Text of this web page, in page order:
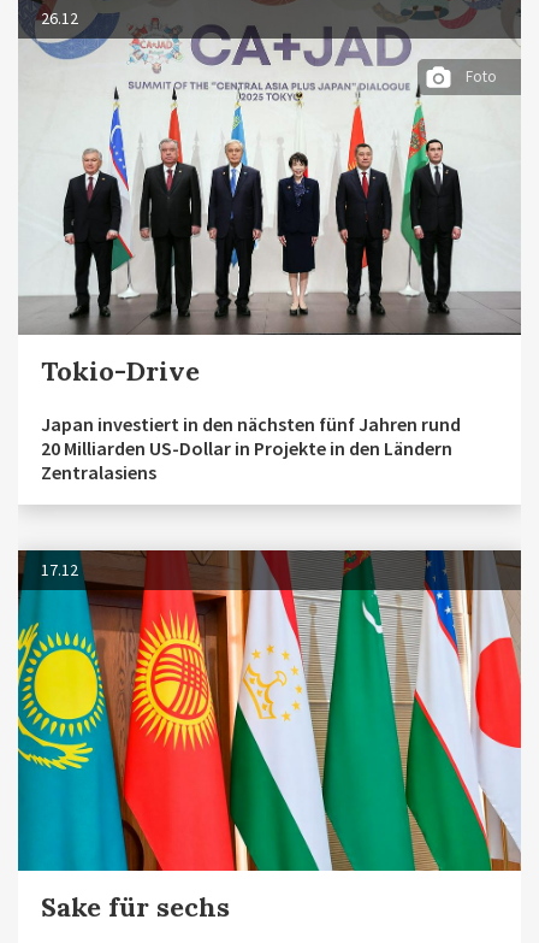
26.12
Foto
Tokio-Drive
Japan investiert in den nächsten fünf Jahren rund
20 Milliarden US-Dollar in Projekte in den Ländern
Zentralasiens
17.12
Sake für sechs